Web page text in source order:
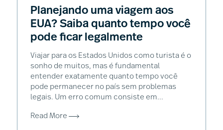
Planejando uma viagem aos
EUA? Saiba quanto tempo você
pode ficar legalmente
Viajar para os Estados Unidos como turista é o
sonho de muitos, mas é fundamental
entender exatamente quanto tempo você
pode permanecer no país sem problemas
legais. Um erro comum consiste em...
Read More